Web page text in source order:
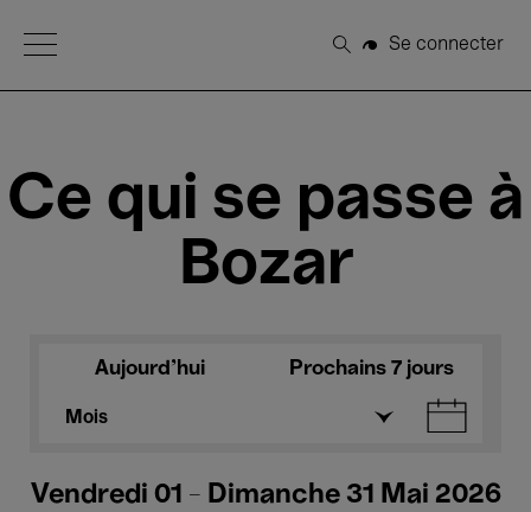
Open Menu
Rechercher
Se connecter
Ce qui se passe à
Bozar
Aujourd'hui Prochains 7 jours
Mois
Vendredi 01 - Dimanche 31 Mai 2026